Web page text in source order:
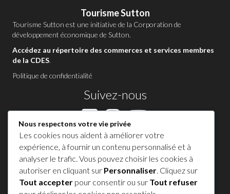
Tourisme Sutton
Tourisme Sutton est une initiative de la Corporation de
développement économique de Sutton.
Accédez au répertoire des commerces et services membres
de la CDES.
Politique de confidentialité
Suivez-nous
Contactez-nous à Sutton
1 450 538-8455
Nous respectons votre vie privée
Les cookies nous aident à améliorer votre
expérience, à fournir un contenu personnalisé et à
analyser le trafic. Vous pouvez choisir les cookies à
autoriser en cliquant sur Personnaliser. Cliquez sur
Tout accepter pour consentir ou sur Tout refuser